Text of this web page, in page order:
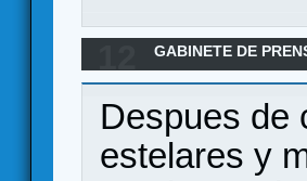
GABINETE DE
Despues de
estelares y